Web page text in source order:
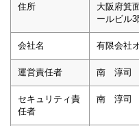
住所
大阪府箕
ールビル3
会社名 有限会社
運営責任者 南 淳司
セキュリティ責
任者
南 淳司